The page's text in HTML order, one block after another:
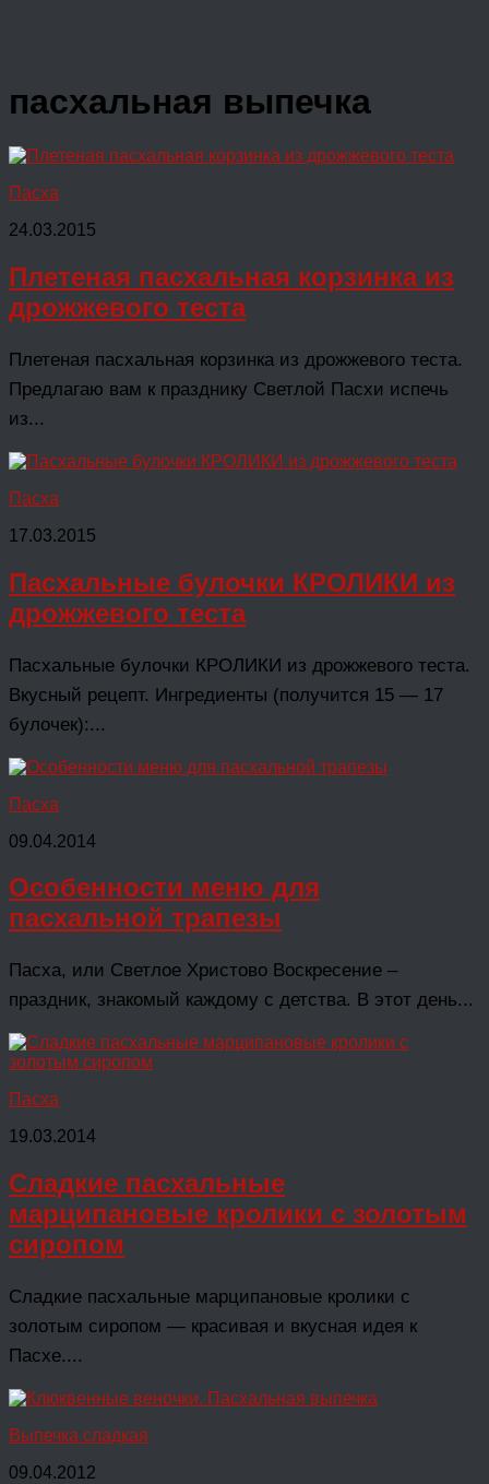
пасхальная выпечка
Пасха
24.03.2015
Плетеная пасхальная корзинка из
дрожжевого теста
Плетеная пасхальная корзинка из дрожжевого теста.
Предлагаю вам к празднику Светлой Пасхи испечь
из...
Пасха
17.03.2015
Пасхальные булочки КРОЛИКИ из
дрожжевого теста
Пасхальные булочки КРОЛИКИ из дрожжевого теста.
Вкусный рецепт. Ингредиенты (получится 15 — 17
булочек):...
Пасха
09.04.2014
Особенности меню для
пасхальной трапезы
Пасха, или Светлое Христово Воскресение –
праздник, знакомый каждому с детства. В этот день...
Пасха
19.03.2014
Сладкие пасхальные
марципановые кролики с золотым
сиропом
Сладкие пасхальные марципановые кролики с
золотым сиропом — красивая и вкусная идея к
Пасхе....
Выпечка сладкая
09.04.2012